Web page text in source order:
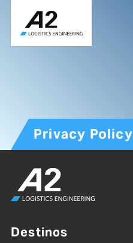
main
content
Privacy Policy
Destinos